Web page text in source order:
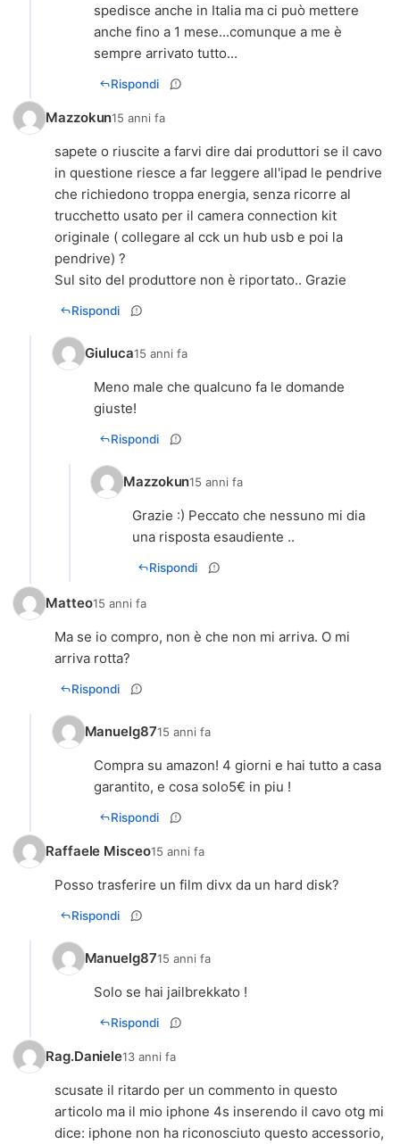
spedisce anche in Italia ma ci può mettere
anche fino a 1 mese...comunque a me è
sempre arrivato tutto...
Rispondi
Mazzokun15 anni fa
sapete o riuscite a farvi dire dai produttori se il cavo
in questione riesce a far leggere all'ipad le pendrive
che richiedono troppa energia, senza ricorre al
trucchetto usato per il camera connection kit
originale ( collegare al cck un hub usb e poi la
pendrive) ?
Sul sito del produttore non è riportato.. Grazie
Rispondi
Giuluca15 anni fa
Meno male che qualcuno fa le domande
giuste!
Rispondi
Mazzokun15 anni fa
Grazie :) Peccato che nessuno mi dia
una risposta esaudiente ..
Rispondi
Matteo15 anni fa
Ma se io compro, non è che non mi arriva. O mi
arriva rotta?
Rispondi
Manuelg8715 anni fa
Compra su amazon! 4 giorni e hai tutto a casa
garantito, e cosa solo5€ in piu !
Rispondi
Raffaele Misceo15 anni fa
Posso trasferire un film divx da un hard disk?
Rispondi
Manuelg8715 anni fa
Solo se hai jailbrekkato !
Rispondi
Rag.Daniele13 anni fa
scusate il ritardo per un commento in questo
articolo ma il mio iphone 4s inserendo il cavo otg mi
dice: iphone non ha riconosciuto questo accessorio,